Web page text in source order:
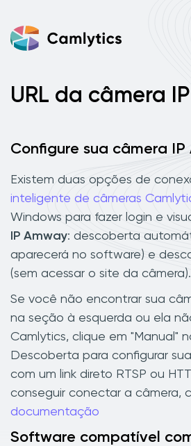
URL da câmera
Configure sua câmera IP
Existem duas opções de
inteligente de câmeras
Windows para fazer login e
IP Amway: descoberta
aparecerá no software) e
(sem acessar o site da câmera).
Se você não encontrar sua
na seção à esquerda ou ela
Camlytics, clique em "Manual"
Descoberta para configurar
com um link direto RTSP ou
conseguir conectar a câmera,
documentação
Software compatível